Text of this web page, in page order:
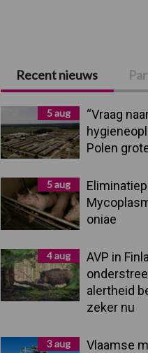
Primaire
Sidebar
Recent nieuws
5 aug
“Vraag
Polen
5 aug
oniae
4 aug
AVP in
alertheid
zeker nu
3 aug
Vlaamse